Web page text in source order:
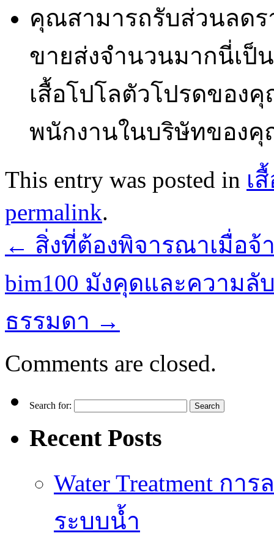
คุณสามารถรับส่วนลด
ขายส่งจำนวนมากนี่เป็
เสื้อโปโลตัวโปรดของ
พนักงานในบริษัทของ
This entry was posted in เ
permalink.
← สิ่งที่ต้องพิจารณาเมื่อจ้า
bim100 มังคุดและความ
ธรรมดา →
Comments are closed.
Search for:
Recent Posts
Water Treatment ก
ระบบน้ำ